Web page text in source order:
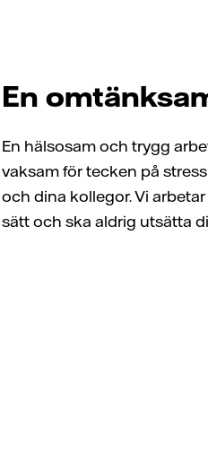
En
En hälsosam och trygg
vaksam för tecken på
och dina kollegor. Vi
sätt och ska aldrig utsätta